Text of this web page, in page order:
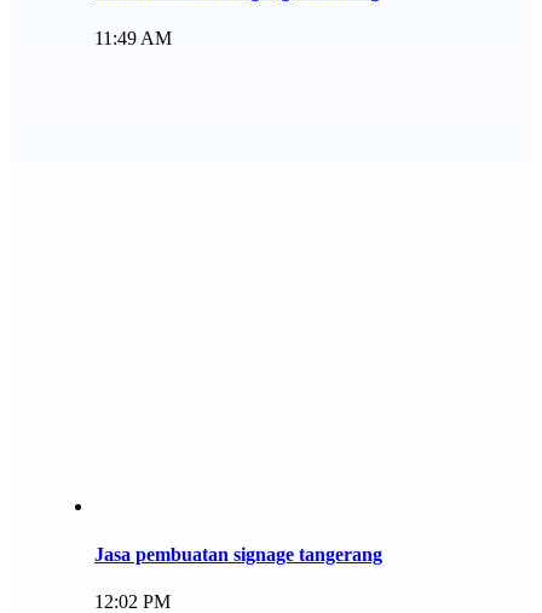
11:49 AM
Jasa pembuatan signage tangerang
12:02 PM